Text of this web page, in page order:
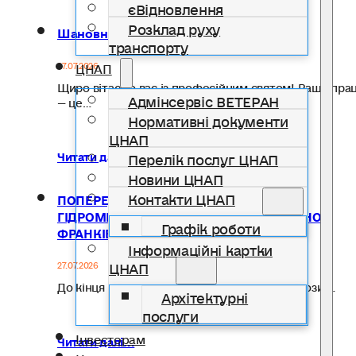
єВідновлення
Розклад руху
транспорту
ЦНАП
Адмінсервіс ВЕТЕРАН
Нормативні документи
ЦНАП
Перелік послуг ЦНАП
Новини ЦНАП
Контакти ЦНАП
Графік роботи
Інформаційні картки
ЦНАП
Архітектурні
послуги
Інвесторам
Шановні медичні працівники!
27.07.2026
Щиро вітаємо вас із професійним святом! Ваша
— це…
Читати далі...
ПОПЕРЕДЖЕННЯ ПРО НЕБЕЗПЕЧНІ
ГІДРОМЕТЕОРОЛОГІЧНІ ЯВИЩА ПО ІВАНО-
ФРАНКІВСЬКІЙ ОБЛАСТІ
27.07.2026
До кінця дня 27 липня по області та місту грози,…
Читати далі...